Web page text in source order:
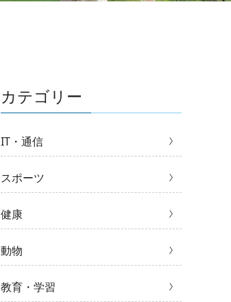
カテゴリー
IT・通信
スポーツ
健康
動物
教育・学習